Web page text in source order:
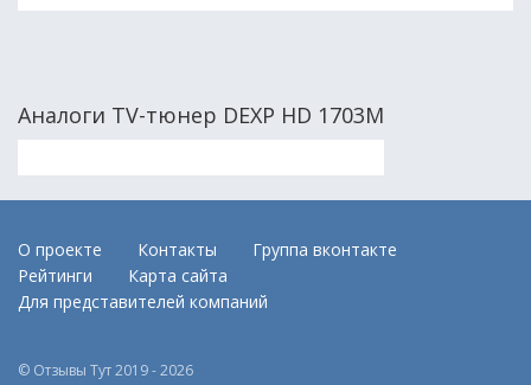
Аналоги TV-тюнер DEXP HD 1703M
О проекте Контакты
Группа вконтакте
Рейтинги
Карта сайта
Для представителей компаний
© Отзывы Тут 2019 - 2026